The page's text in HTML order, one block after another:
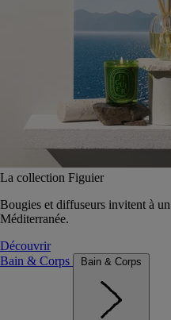
La collection Figuier
Bougies et diffuseurs invitent à
Méditerranée.
Découvrir
Bain & Corps
Bain & Corps